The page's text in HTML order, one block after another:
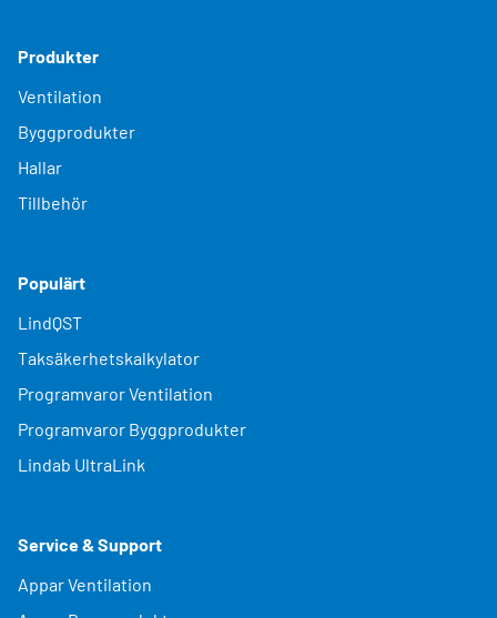
Produkter
Ventilation
Byggprodukter
Hallar
Tillbehör
Populärt
LindQST
Taksäkerhetskalkylator
Programvaror Ventilation
Programvaror Byggprodukter
Lindab UltraLink
Service & Support
Appar Ventilation